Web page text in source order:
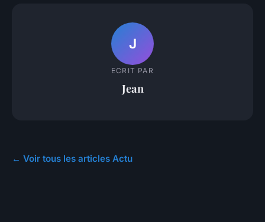
J
ECRIT PAR
Jean
← Voir tous les articles Actu